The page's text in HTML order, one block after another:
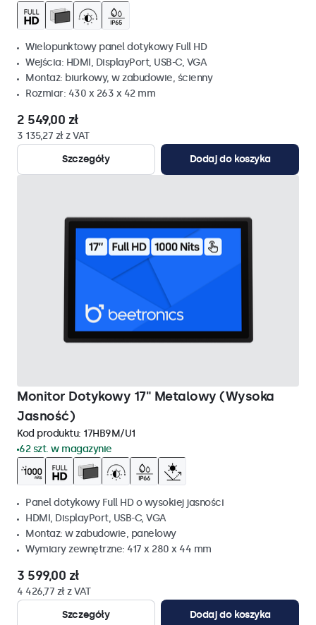
Wielopunktowy panel dotykowy Full HD
Wejścia: HDMI, DisplayPort, USB-C, VGA
Montaż: biurkowy, w zabudowie, ścienny
Rozmiar: 430 x 263 x 42 mm
2 549,00 zł
3 135,27 zł z VAT
Szczegóły
Dodaj do koszyka
Monitor Dotykowy 17" Metalowy (Wysoka
Jasność)
Kod produktu: 17HB9M/U1
62 szt. w magazynie
Panel dotykowy Full HD o wysokiej jasności
HDMI, DisplayPort, USB-C, VGA
Montaz: w zabudowie, panelowy
Wymiary zewnętrzne: 417 x 280 x 44 mm
3 599,00 zł
4 426,77 zł z VAT
Szczegóły
Dodaj do koszyka